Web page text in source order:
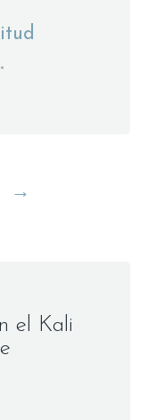
→
el Kali